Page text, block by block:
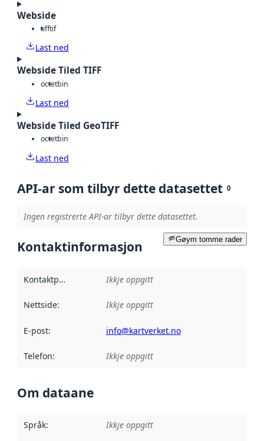
Webside
tifftif
Last ned
Webside Tiled TIFF
octetbin
Last ned
Webside Tiled GeoTIFF
octetbin
Last ned
API-ar som tilbyr dette datasettet 0
Ingen registrerte API-ar tilbyr dette datasettet.
Gøym tomme rader
Kontaktinformasjon
Kontaktpunkt Ikkje oppgitt
Nettside: Ikkje oppgitt
E-post: info@kartverket.no
Telefon: Ikkje oppgitt
Om dataane
Språk: Ikkje oppgitt